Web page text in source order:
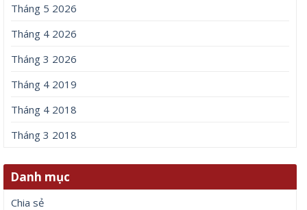
Tháng 5 2026
Tháng 4 2026
Tháng 3 2026
Tháng 4 2019
Tháng 4 2018
Tháng 3 2018
Danh mục
Chia sẻ